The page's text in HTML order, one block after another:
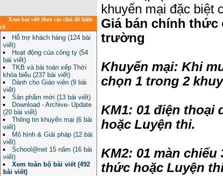
Xem bài viết theo các chủ đề hiện
có
Hỗ trợ khách hàng (124 bài
viết)
Hoạt động của công ty (54
bài viết)
TKB và bài toán xếp Thời
khóa biểu (237 bài viết)
Dành cho Giáo viên (9 bài
viết)
Sản phẩm mới (13 bài viết)
Download - Archive- Update
(20 bài viết)
Thông tin khuyến mại (6 bài
viết)
Mô hình & Giải pháp (12 bài
viết)
School@net 15 năm (16 bài
viết)
Xem toàn bộ bài viết (492
bài viết)
khuyến mại đặc biệt
Giá bán chính thức
trường
Khuyến mại: Khi
chọn 1 trong 2
KM1: 01 điện thoại
hoặc Luyện thi.
KM2: 01 màn chiếu
thức hoặc Luyện